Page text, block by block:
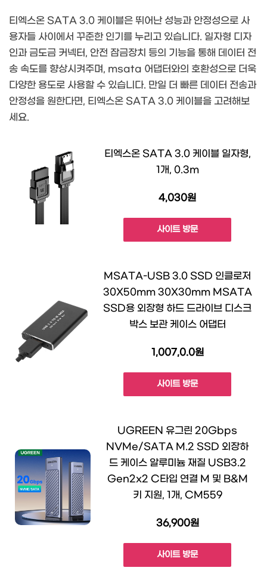
티엑스온 SATA 3.0 케이블은 뛰어난 성능과 안정성으로 사
용자들 사이에서 꾸준한 인기를 누리고 있습니다. 일자형 디자
인과 금도금 커넥터, 안전 잠금장치 등의 기능을 통해 데이터 전
송 속도를 향상시켜주며, msata 어댑터와의 호환성으로 더욱
다양한 용도로 사용할 수 있습니다. 만일 더 빠른 데이터 전송과
안정성을 원한다면, 티엑스온 SATA 3.0 케이블을 고려해보
세요.
티엑스온 SATA 3.0 케이블 일자형,
1개, 0.3m
4,030원
사이트 방문
MSATA-USB 3.0 SSD 인클로저
30X50mm 30X30mm MSATA
SSD용 외장형 하드 드라이브 디스크
박스 보관 케이스 어댑터
1,007,0.0원
사이트 방문
UGREEN 유그린 20Gbps
NVMe/SATA M.2 SSD 외장하
드 케이스 알루미늄 재질 USB3.2
Gen2x2 C타입 연결 M 및 B&M
키 지원, 1개, CM559
36,900원
사이트 방문